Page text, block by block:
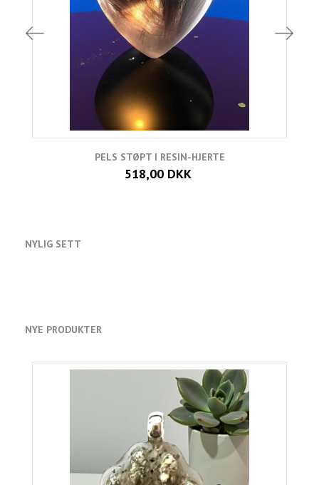
PELS STØPT I RESIN-HJERTE
518,00 DKK
NYLIG SETT
NYE PRODUKTER